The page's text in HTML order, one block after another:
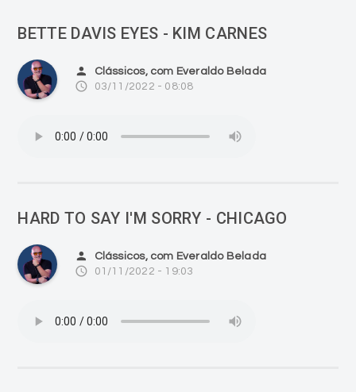
BETTE DAVIS EYES - KIM CARNES
person Clássicos, com Everaldo Belada
access_time 03/11/2022 - 08:08
HARD TO SAY I'M SORRY - CHICAGO
person Clássicos, com Everaldo Belada
access_time 01/11/2022 - 19:03